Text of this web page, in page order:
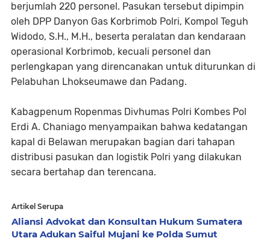
berjumlah 220 personel. Pasukan tersebut dipimpin
oleh DPP Danyon Gas Korbrimob Polri, Kompol Teguh
Widodo, S.H., M.H., beserta peralatan dan kendaraan
operasional Korbrimob, kecuali personel dan
perlengkapan yang direncanakan untuk diturunkan di
Pelabuhan Lhokseumawe dan Padang.
Kabagpenum Ropenmas Divhumas Polri Kombes Pol
Erdi A. Chaniago menyampaikan bahwa kedatangan
kapal di Belawan merupakan bagian dari tahapan
distribusi pasukan dan logistik Polri yang dilakukan
secara bertahap dan terencana.
Artikel Serupa
Aliansi Advokat dan Konsultan Hukum Sumatera
Utara Adukan Saiful Mujani ke Polda Sumut